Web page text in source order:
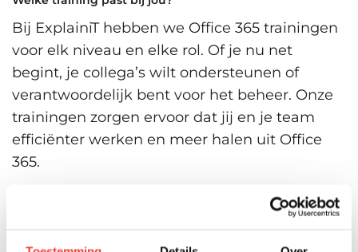
Bij ExplainiT hebben we Office 365 trainingen
voor elk niveau en elke rol. Of je nu net
begint, je collega’s wilt ondersteunen of
verantwoordelijk bent voor het beheer. Onze
trainingen zorgen ervoor dat jij en je team
efficiënter werken en meer halen uit Office
365.
Kom je er zelf niet uit en kun je wel wat
advies gebruiken? Aarzel dan niet omcontact